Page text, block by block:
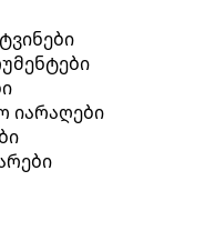
იარაღები